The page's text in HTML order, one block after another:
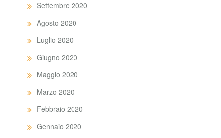
Settembre 2020
Agosto 2020
Luglio 2020
Giugno 2020
Maggio 2020
Marzo 2020
Febbraio 2020
Gennaio 2020